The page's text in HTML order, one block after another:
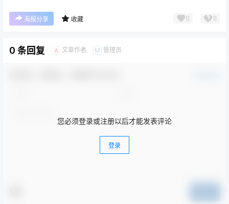
海报分享 收藏 0 0
0 条回复 A 文章作者 M 管理员
您必须登录或注册以后才能发表评论
登录